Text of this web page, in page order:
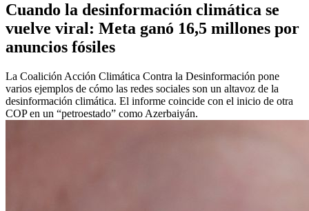
Cuando la desinformación climática se
vuelve viral: Meta ganó 16,5 millones por
anuncios fósiles
La Coalición Acción Climática Contra la Desinformación pone
varios ejemplos de cómo las redes sociales son un altavoz de la
desinformación climática. El informe coincide con el inicio de otra
COP en un “petroestado” como Azerbaiyán.